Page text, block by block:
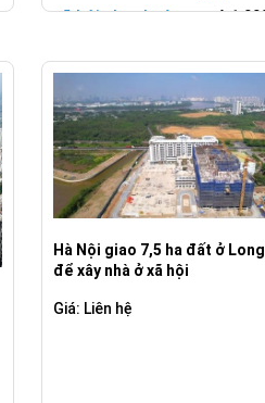
xã hội cho thuêquy mô
Hà Nội giao 7,5 ha đất ở
để xây nhà ở xã hội
Giá: Liên hệ